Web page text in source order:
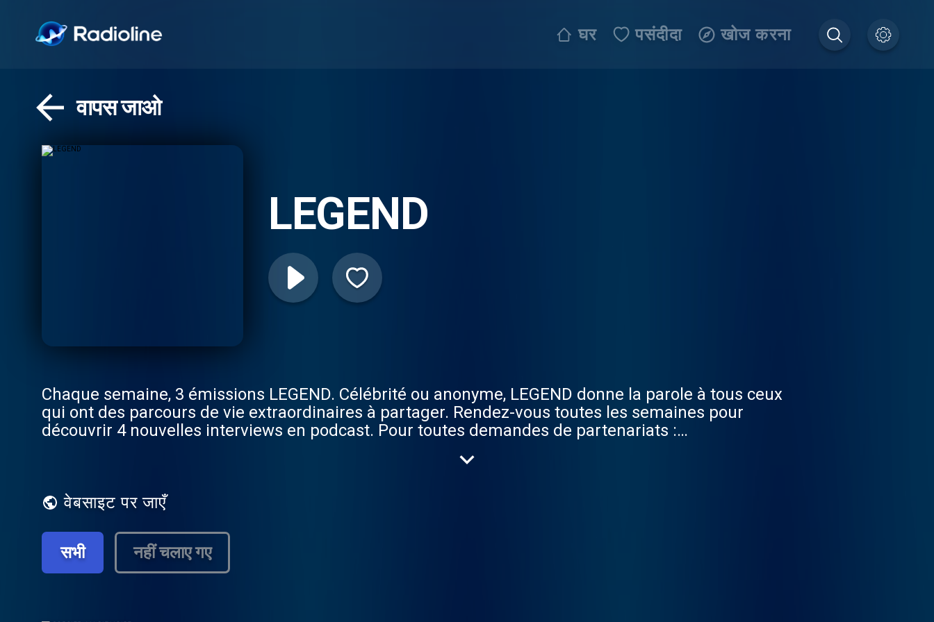
घर पसंदीदा खोज करना
वापस जाओ
LEGEND
Chaque semaine, 3 émissions LEGEND. Célébrité ou anonyme, LEGEND donne la parole à tous ceux
qui ont des parcours de vie extraordinaires à partager. Rendez-vous toutes les semaines pour
découvrir 4 nouvelles interviews en podcast. Pour toutes demandes de partenariats :
https://www.youtube.com/channel/UCIh7PDUAP226Pa_NtjN9Jqw Facebook :
TikTok : https://www.tiktok.com/@legend Twitter : https://twitter.com/legendmediafr Snapchat :
d'informations.
वेबसाइट पर जाएँ
सभी नहीं चलाए गए